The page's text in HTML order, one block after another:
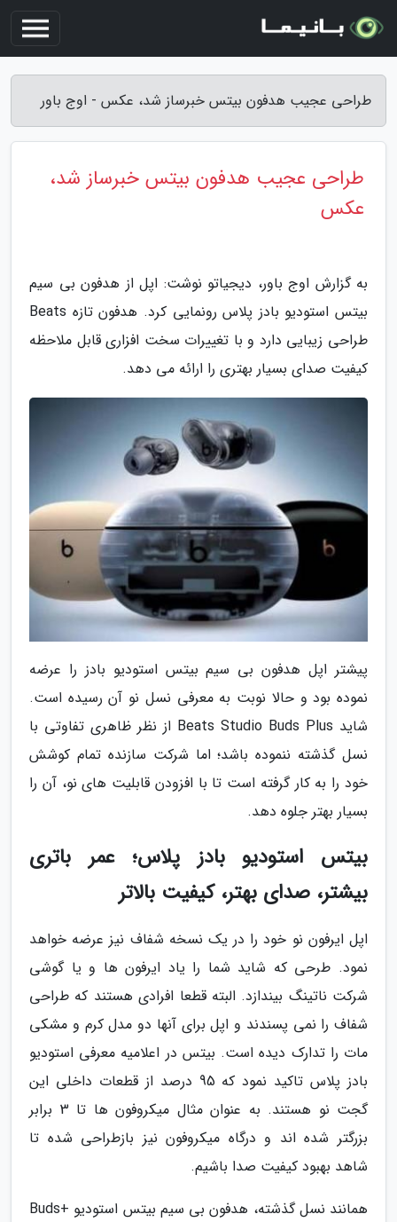
طراحی عجیب هدفون بیتس خبرساز شد، عکس - اوج باور
طراحی عجیب هدفون بیتس خبرساز شد،
عکس
به گزارش اوج باور، دیجیاتو نوشت: اپل از هدفون بی سیم
بیتس استودیو بادز پلاس رونمایی کرد. هدفون تازه Beats
طراحی زیبایی دارد و با تغییرات سخت افزاری قابل ملاحظه
کیفیت صدای بسیار بهتری را ارائه می دهد.
پیشتر اپل هدفون بی سیم بیتس استودیو بادز را عرضه
نموده بود و حالا نوبت به معرفی نسل نو آن رسیده است.
شاید Beats Studio Buds Plus از نظر ظاهری تفاوتی با
نسل گذشته ننموده باشد؛ اما شرکت سازنده تمام کوشش
خود را به کار گرفته است تا با افزودن قابلیت های نو، آن را
بسیار بهتر جلوه دهد.
بیتس استودیو بادز پلاس؛ عمر باتری
بیشتر، صدای بهتر، کیفیت بالاتر
اپل ایرفون نو خود را در یک نسخه شفاف نیز عرضه خواهد
نمود. طرحی که شاید شما را یاد ایرفون ها و یا گوشی
شرکت ناتینگ بیندازد. البته قطعا افرادی هستند که طراحی
شفاف را نمی پسندند و اپل برای آنها دو مدل کرم و مشکی
مات را تدارک دیده است. بیتس در اعلامیه معرفی استودیو
بادز پلاس تاکید نمود که 95 درصد از قطعات داخلی این
گجت نو هستند. به عنوان مثال میکروفون ها تا 3 برابر
بزرگتر شده اند و درگاه میکروفون نیز بازطراحی شده تا
شاهد بهبود کیفیت صدا باشیم.
همانند نسل گذشته، هدفون بی سیم بیتس استودیو +Buds